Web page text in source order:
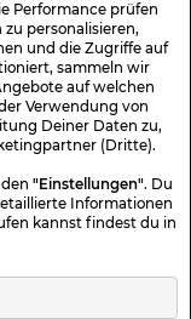
Performance prüfen
personalisieren,
und die Zugriffe auf
sammeln wir
auf welchen
Verwendung von
Deiner Daten zu,
(Dritte).
"Einstellungen". Du
Informationen
kannst findest du in